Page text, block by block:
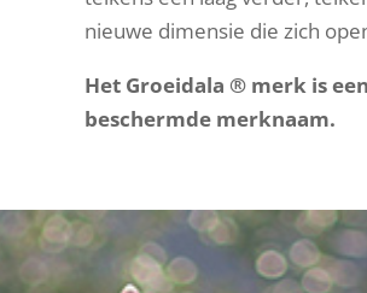
nieuwe dimensie die zich
Het Groeidala ® merk is een
beschermde merknaam.